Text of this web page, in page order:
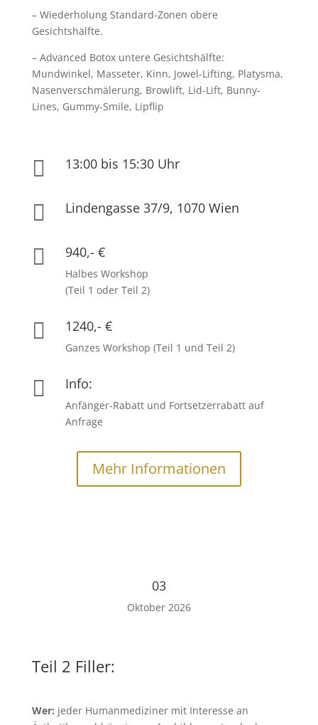
– Wiederholung Standard-Zonen obere
Gesichtshälfte.
– Advanced Botox untere Gesichtshälfte:
Mundwinkel, Masseter, Kinn, Jowel-Lifting, Platysma,
Nasenverschmälerung, Browlift, Lid-Lift, Bunny-
Lines, Gummy-Smile, Lipflip
 13:00 bis 15:30 Uhr
 Lindengasse 37/9, 1070 Wien
 940,- €
Halbes Workshop
(Teil 1 oder Teil 2)
 1240,- €
Ganzes Workshop (Teil 1 und Teil 2)
 Info:
Anfänger-Rabatt und Fortsetzerrabatt auf
Anfrage
Mehr Informationen
03
Oktober 2026
Teil 2 Filler:
Wer: jeder Humanmediziner mit Interesse an